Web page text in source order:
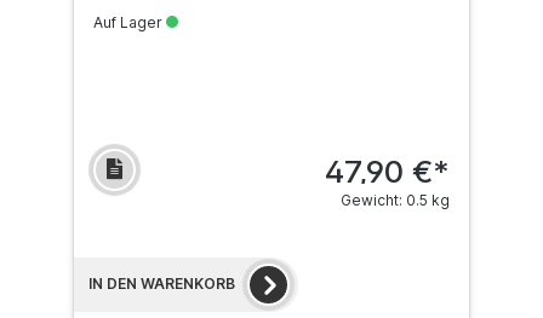
Auf Lager
47,90 €*
Gewicht: 0.5 kg
IN DEN WARENKORB